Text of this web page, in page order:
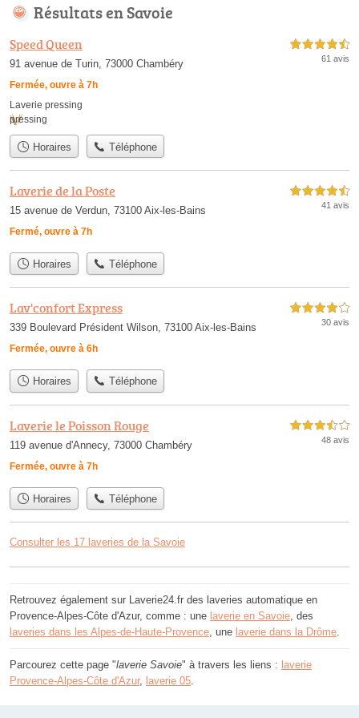
Résultats en Savoie
Speed Queen
91 avenue de Turin, 73000 Chambéry
Fermée, ouvre à 7h
4,5 étoiles sur 5
61 avis
Laverie pressing
pressing
Horaires Téléphone
Laverie de la Poste
15 avenue de Verdun, 73100 Aix-les-Bains
Fermé, ouvre à 7h
4,5 étoiles sur 5
41 avis
Horaires Téléphone
Lav'confort Express
339 Boulevard Président Wilson, 73100 Aix-les-Bains
Fermée, ouvre à 6h
4,0 étoiles sur 5
30 avis
Horaires Téléphone
Laverie le Poisson Rouge
119 avenue d'Annecy, 73000 Chambéry
Fermée, ouvre à 7h
3,5 étoiles sur 5
48 avis
Horaires Téléphone
Consulter les 17 laveries de la Savoie
Retrouvez également sur Laverie24.fr des laveries automatique en
Provence-Alpes-Côte d'Azur, comme : une laverie en Savoie , des
laveries dans les Alpes-de-Haute-Provence , une laverie dans la Drôme
Parcourez cette page "laverie Savoie" à travers les liens : laverie
Provence-Alpes-Côte d'Azur, laverie 05